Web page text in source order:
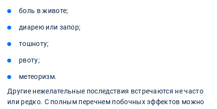
боль в животе;
диарею или запор;
тошноту;
рвоту;
метеоризм.
Другие нежелательные последствия встречаются не часто
или редко. С полным перечнем побочных эффектов можно